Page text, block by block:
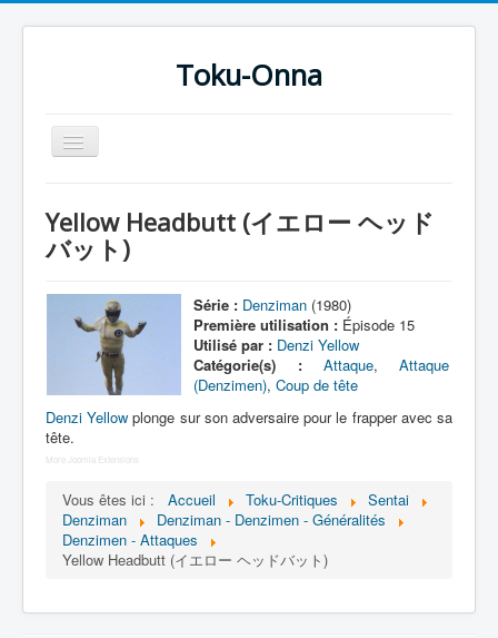
Toku-Onna
Basculer
la
Toku-Actrices
Séries
Films
COSAA
Dessins
Artiste Asperger
Lexique
Denshi sentai Denziman (電子 戦
隊 デンジマン) = Escadron
Yellow Headbutt (イエロー ヘッド
バット)
Série : Denziman (1980)
Première utilisation : Épisode 15
Utilisé par : Denzi Yellow
Catégorie(s) :
Attaque,Attaque
(Denzimen),Coup de tête
Denzi Yellow plonge sur son adversaire pour le frapper avec sa
tête.
More Joomla Extensions
Vous êtes ici : Accueil Toku-Critiques
Sentai
Denziman
Denziman - Denzimen - Généralités
Denzimen - Attaques
Yellow Headbutt (イエロー ヘッドバット)